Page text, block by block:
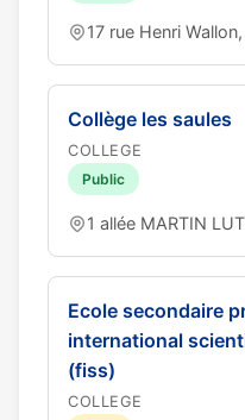
17 rue Henri
Collège les saules
COLLEGE
Public
1 allée MARTIN
Ecole secondaire
international
(fiss)
COLLEGE